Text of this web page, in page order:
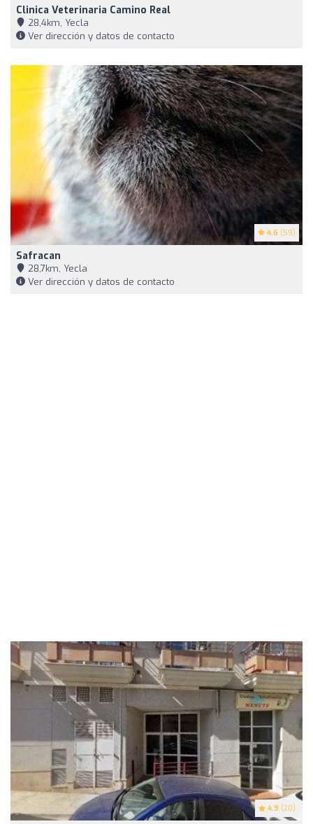
Clinica Veterinaria Camino Real
28,4km, Yecla
Ver dirección y datos de contacto
4.6 (59)
Safracan
28,7km, Yecla
Ver dirección y datos de contacto
4.9 (20)